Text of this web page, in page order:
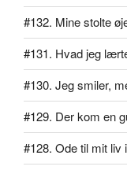
#132. Mine stolte
#131. Hvad jeg
#130. Jeg smiler,
#129. Der kom en
#128. Ode til mit liv